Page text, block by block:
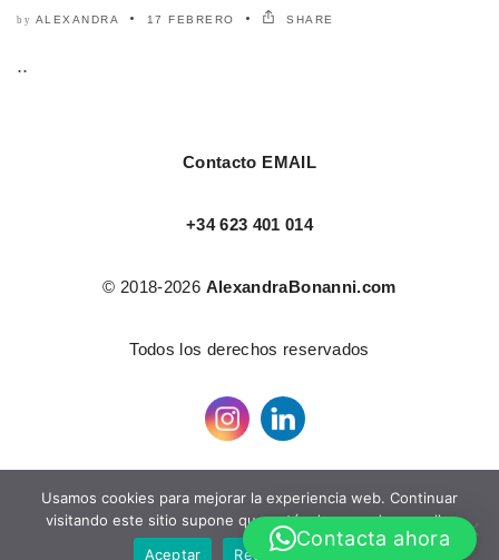
by ALEXANDRA 17 FEBRERO SHARE
..
Contacto EMAIL
+34 623 401 014
© 2018-2026 AlexandraBonanni.com
Todos los derechos reservados
Contacta ahora
Usamos cookies para mejorar la experiencia web. Continuar
visitando este sitio supone que estás de acuerdo con ello.
Aceptar
Rechazar